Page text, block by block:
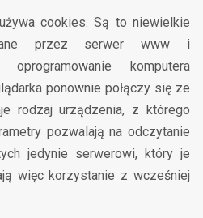
cookies. Są to niewielkie
przez serwer www i
komputera
ponownie połączy się ze
rodzaj urządzenia, z którego
pozwalają na odczytanie
jedynie serwerowi, który je
więc korzystanie z wcześniej